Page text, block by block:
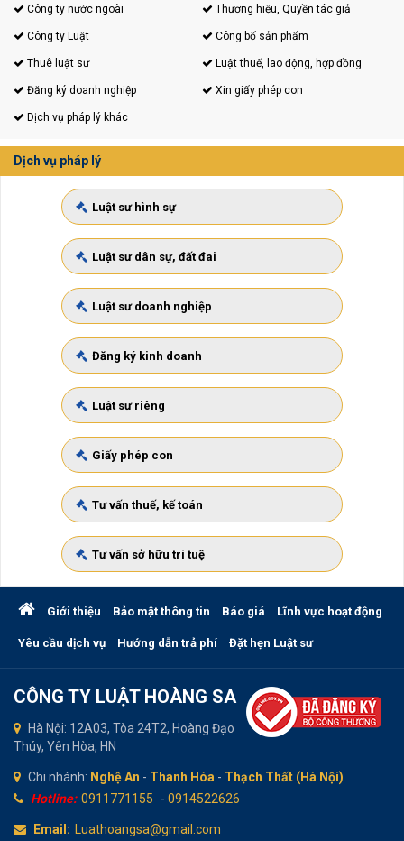
Công ty nước ngoài Thương hiệu, Quyền tác giả
Công ty Luật Công bố sản phẩm
Thuê luật sư Luật thuế, lao động, hợp đồng
Đăng ký doanh nghiệp Xin giấy phép con
Dịch vụ pháp lý khác
Dịch vụ pháp lý
Luật sư hình sự
Luật sư dân sự, đất đai
Luật sư doanh nghiệp
Đăng ký kinh doanh
Luật sư riêng
Giấy phép con
Tư vấn thuế, kế toán
Tư vấn sở hữu trí tuệ
Giới thiệu Bảo mật thông tin Báo giá Lĩnh vực hoạt động
Yêu cầu dịch vụ Hướng dẫn trả phí Đặt hẹn Luật sư
CÔNG TY LUẬT HOÀNG SA
Hà Nội: 12A03, Tòa 24T2, Hoàng Đạo
Thúy, Yên Hòa, HN
Chi nhánh: Nghệ An - Thanh Hóa - Thạch Thất (Hà Nội)
Hotline: 0911771155 - 0914522626
Email: Luathoangsa@gmail.com